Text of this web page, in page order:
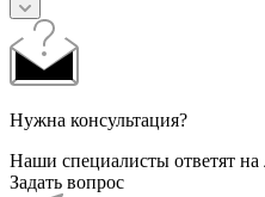
Нужна консультация?
Наши специалисты ответят
Задать вопрос